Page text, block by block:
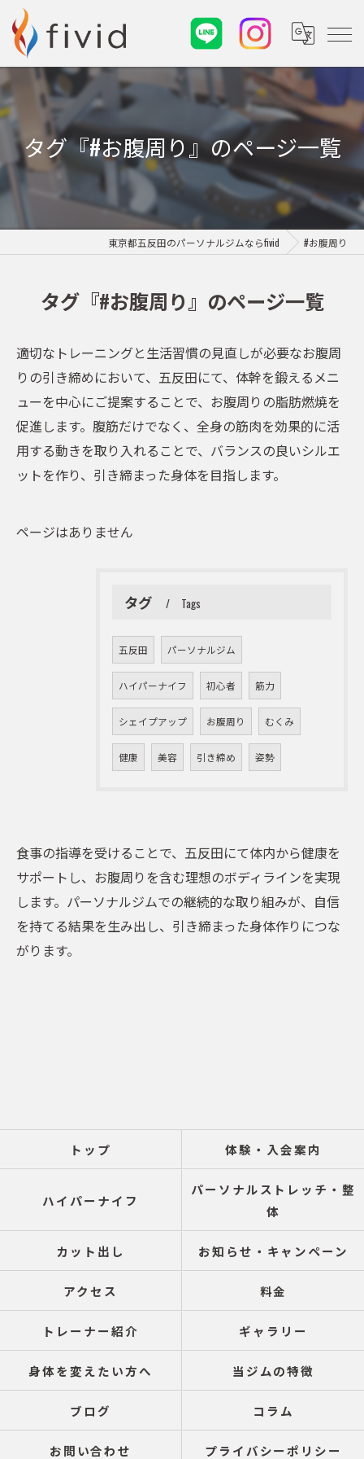
タグ『#お腹周り』のページ一覧
東京都五反田のパーソナルジムならfivid #お腹周り
タグ『#お腹周り』のページ一覧
適切なトレーニングと生活習慣の見直しが必要なお腹周
りの引き締めにおいて、五反田にて、体幹を鍛えるメニ
ューを中心にご提案することで、お腹周りの脂肪燃焼を
促進します。腹筋だけでなく、全身の筋肉を効果的に活
用する動きを取り入れることで、バランスの良いシルエ
ットを作り、引き締まった身体を目指します。
ページはありません
タグ Tags
五反田 パーソナルジム
ハイパーナイフ 初心者 筋力
シェイプアップ お腹周り むくみ
健康 美容 引き締め 姿勢
食事の指導を受けることで、五反田にて体内から健康を
サポートし、お腹周りを含む理想のボディラインを実現
します。パーソナルジムでの継続的な取り組みが、自信
を持てる結果を生み出し、引き締まった身体作りにつな
がります。
トップ 体験・入会案内
ハイパーナイフ
パーソナルストレッチ・整
体
カット出し お知らせ・キャンペーン
アクセス 料金
トレーナー紹介 ギャラリー
身体を変えたい方へ 当ジムの特徴
ブログ コラム
お問い合わせ プライバシーポリシー